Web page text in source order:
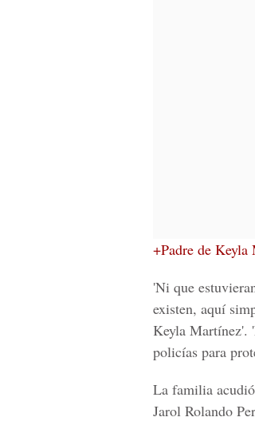
+Padre de
'Ni que
existen, aquí
Keyla Martínez'.
policías para
La familia
Jarol Rolando